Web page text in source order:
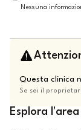
Nessuna
Questa clinica
Se sei il
Esplora l'area